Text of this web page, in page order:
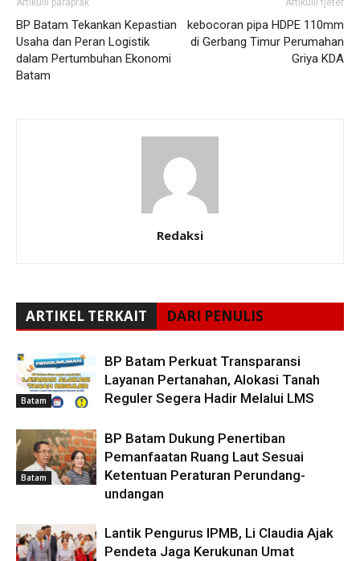
Artikulli paraprak
BP Batam Tekankan Kepastian
Usaha dan Peran Logistik
dalam Pertumbuhan Ekonomi
Batam
Artikulli tjetër
kebocoran pipa HDPE 110mm
di Gerbang Timur Perumahan
Griya KDA
Redaksi
ARTIKEL TERKAIT DARI PENULIS
Batam
BP Batam Perkuat Transparansi
Layanan Pertanahan, Alokasi Tanah
Reguler Segera Hadir Melalui LMS
Batam
BP Batam Dukung Penertiban
Pemanfaatan Ruang Laut Sesuai
Ketentuan Peraturan Perundang-
undangan
Lantik Pengurus IPMB, Li Claudia Ajak
Pendeta Jaga Kerukunan Umat